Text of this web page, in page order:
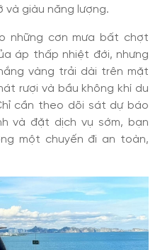
và giàu năng lượng.
những cơn mưa bất chợt
áp thấp nhiệt đới, nhưng
vàng trải dài trên mặt
rượi và bầu không khí du
cần theo dõi sát dự báo
và đặt dịch vụ sớm, bạn
một chuyến đi an toàn,